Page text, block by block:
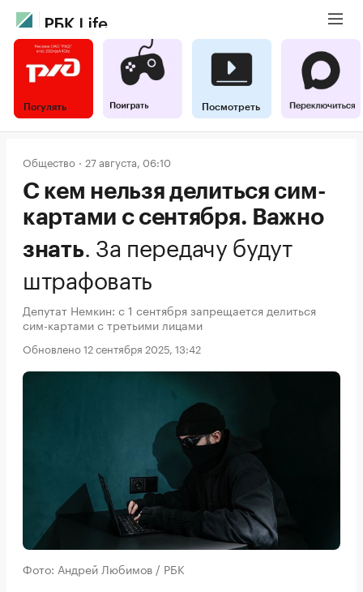
Погулять Посмотреть
Общество 27 августа, 06:10
С кем нельзя делиться сим-
картами с сентября. Важно
знать. За передачу будут
штрафовать
Депутат Немкин: с 1 сентября запрещается делиться
сим-картами с третьими лицами
Обновлено 12 сентября 2025, 13:42
Фото: Андрей Любимов / РБК